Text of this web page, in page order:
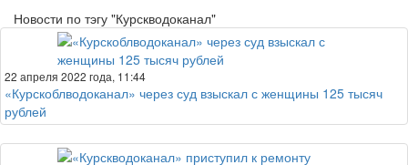
Новости по тэгу "Курскводоканал"
22 апреля 2022 года, 11:44
«Курскоблводоканал» через суд взыскал с женщины 125 тысяч
рублей